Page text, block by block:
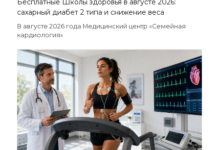
Бесплатные Школы здоровья в августе 2026:
сахарный диабет 2 типа и снижение веса
В августе 2026 года Медицинский центр «Семейная
кардиология»